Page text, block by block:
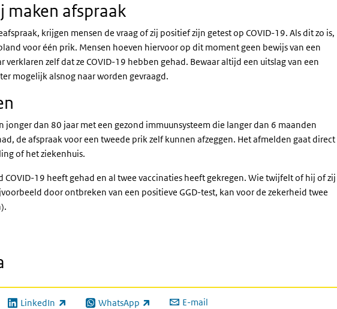
maken afspraak
krijgen mensen de vraag of zij positief zijn getest op COVID-19. Als dit zo is,
voor één prik. Mensen hoeven hiervoor op dit moment geen bewijs van een
verklaren zelf dat ze COVID-19 hebben gehad. Bewaar altijd een uitslag van een
mogelijk alsnog naar worden gevraagd.
jonger dan 80 jaar met een gezond immuunsysteem die langer dan 6 maanden
de afspraak voor een tweede prik zelf kunnen afzeggen. Het afmelden gaat direct
of het ziekenhuis.
COVID-19 heeft gehad en al twee vaccinaties heeft gekregen. Wie twijfelt of hij of zij
door ontbreken van een positieve GGD-test, kan voor de zekerheid twee
LinkedIn
(externe link) WhatsApp
(externe link) E-mail